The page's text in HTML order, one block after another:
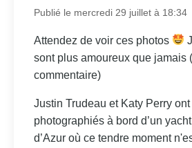
Publié le mercredi 29 juillet à 18:34
Attendez de voir ces photos
sont plus amoureux que jamais
commentaire)
Justin Trudeau et Katy Perry ont
photographiés à bord d’un
d’Azur où ce tendre moment